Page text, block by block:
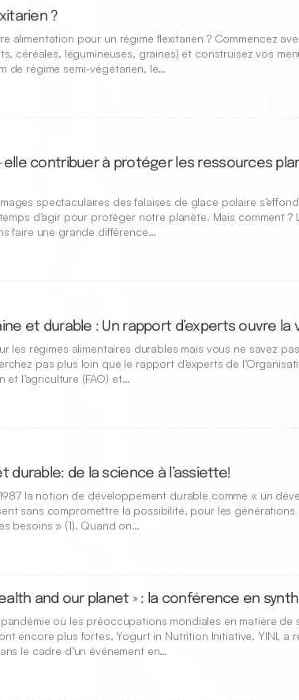
?
alimentation pour un régime flexitarien ? Commencez
céréales, légumineuses, graines) et construisez vos
de régime semi-végétarien, le…
contribuer à protéger les ressources
spectaculaires des falaises de glace polaire
d’agir pour protéger notre planète. Mais comment ?
faire une grande différence…
et durable : Un rapport d’experts ouvre la
les régimes alimentaires durables mais vous ne savez
pas plus loin que le rapport d’experts de
et l’agriculture (FAO) et…
durable: de la science à l’assiette!
la notion de développement durable comme « un
sans compromettre la possibilité, pour les générations
besoins » (1). Quand on…
and our planet » : la conférence en
où les préoccupations mondiales en matière de
encore plus fortes, Yogurt in Nutrition Initiative, YINI, a
le cadre d’un événement en…